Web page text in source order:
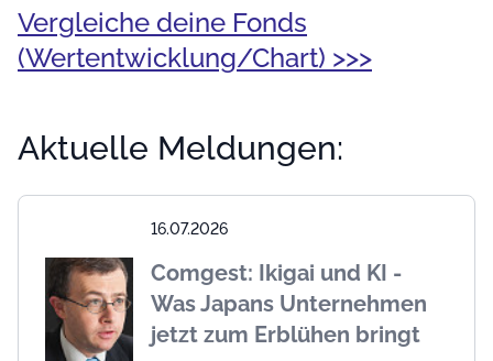
Vergleiche deine Fonds
(Wertentwicklung/Chart) >>>
Aktuelle Meldungen:
16.07.2026
Comgest: Ikigai und KI -
Was Japans Unternehmen
jetzt zum Erblühen bringt